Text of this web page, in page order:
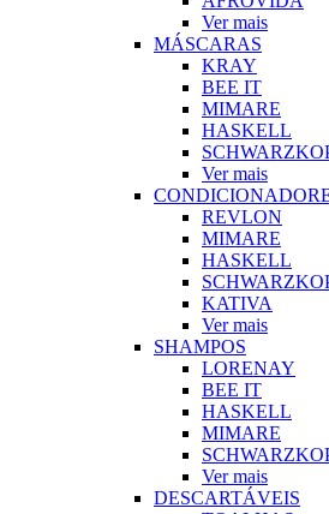
Ver mais
MÁSCARAS
KRAY
BEE IT
MIMARE
HASKELL
Ver mais
REVLON
MIMARE
HASKELL
KATIVA
Ver mais
SHAMPOS
LORENAY
BEE IT
HASKELL
MIMARE
Ver mais
DESCARTÁVEIS